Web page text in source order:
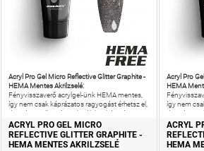
Acryl Pro Gel Micro Reflective Glitter Graphite -
HEMA Mentes Akrilzselé:
Fényvisszaverő acrylgel-ünk HEMA mentes,
így nem csak káprázatos ragyogást érhetsz el,
de még az allergiás reakciók kockázatát is
csökkentheted!
ACRYL PRO GEL MICRO
REFLECTIVE GLITTER GRAPHITE -
HEMA MENTES AKRILZSELÉ
Acryl Pro
HEMA
így nem
de még az
ACRYL
HEMA